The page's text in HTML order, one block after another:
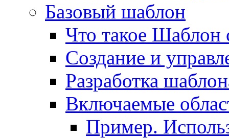
Базовый шаблон
Что такое Шаблон
Создание и
Разработка
Включаемые
Пример.